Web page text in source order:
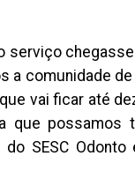
serviço
comunidade de
vai ficar até
que possamos
SESC Odonto